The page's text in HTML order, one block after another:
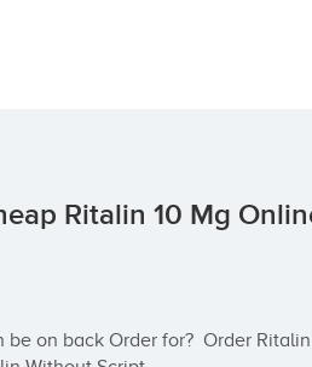
Ritalin 10 Mg
on back Order for?  Order